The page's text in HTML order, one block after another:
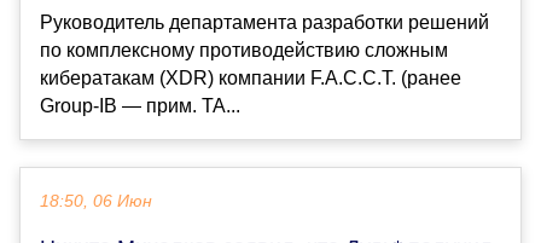
Руководитель департамента разработки решений
по комплексному противодействию сложным
кибератакам (XDR) компании F.A.C.C.T. (ранее
Group-IB — прим. ТА...
18:50, 06 Июн